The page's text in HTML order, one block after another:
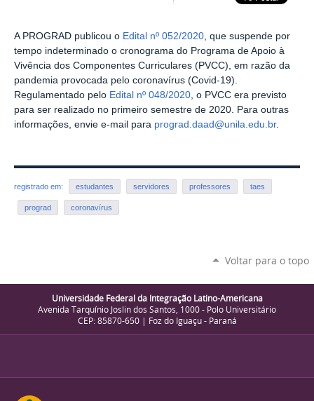
A PROGRAD publicou o Edital nº 052/2020 , que suspende por
tempo indeterminado o cronograma do Programa de Apoio à
Vivência dos Componentes Curriculares (PVCC), em razão da
pandemia provocada pelo coronavírus (Covid-19).
Regulamentado pelo Edital nº 048/2020 , o PVCC era previsto
para ser realizado no primeiro semestre de 2020. Para outras
informações, envie e-mail para prograd.daad@unila.edu.br.
registrado em: estudantes servidores professores taes
prograd coronavírus
Voltar para o topo
Universidade Federal da Integração Latino-Americana
Avenida Tarquínio Joslin dos Santos, 1000 - Polo Universitário
CEP: 85870-650 | Foz do Iguaçu - Paraná